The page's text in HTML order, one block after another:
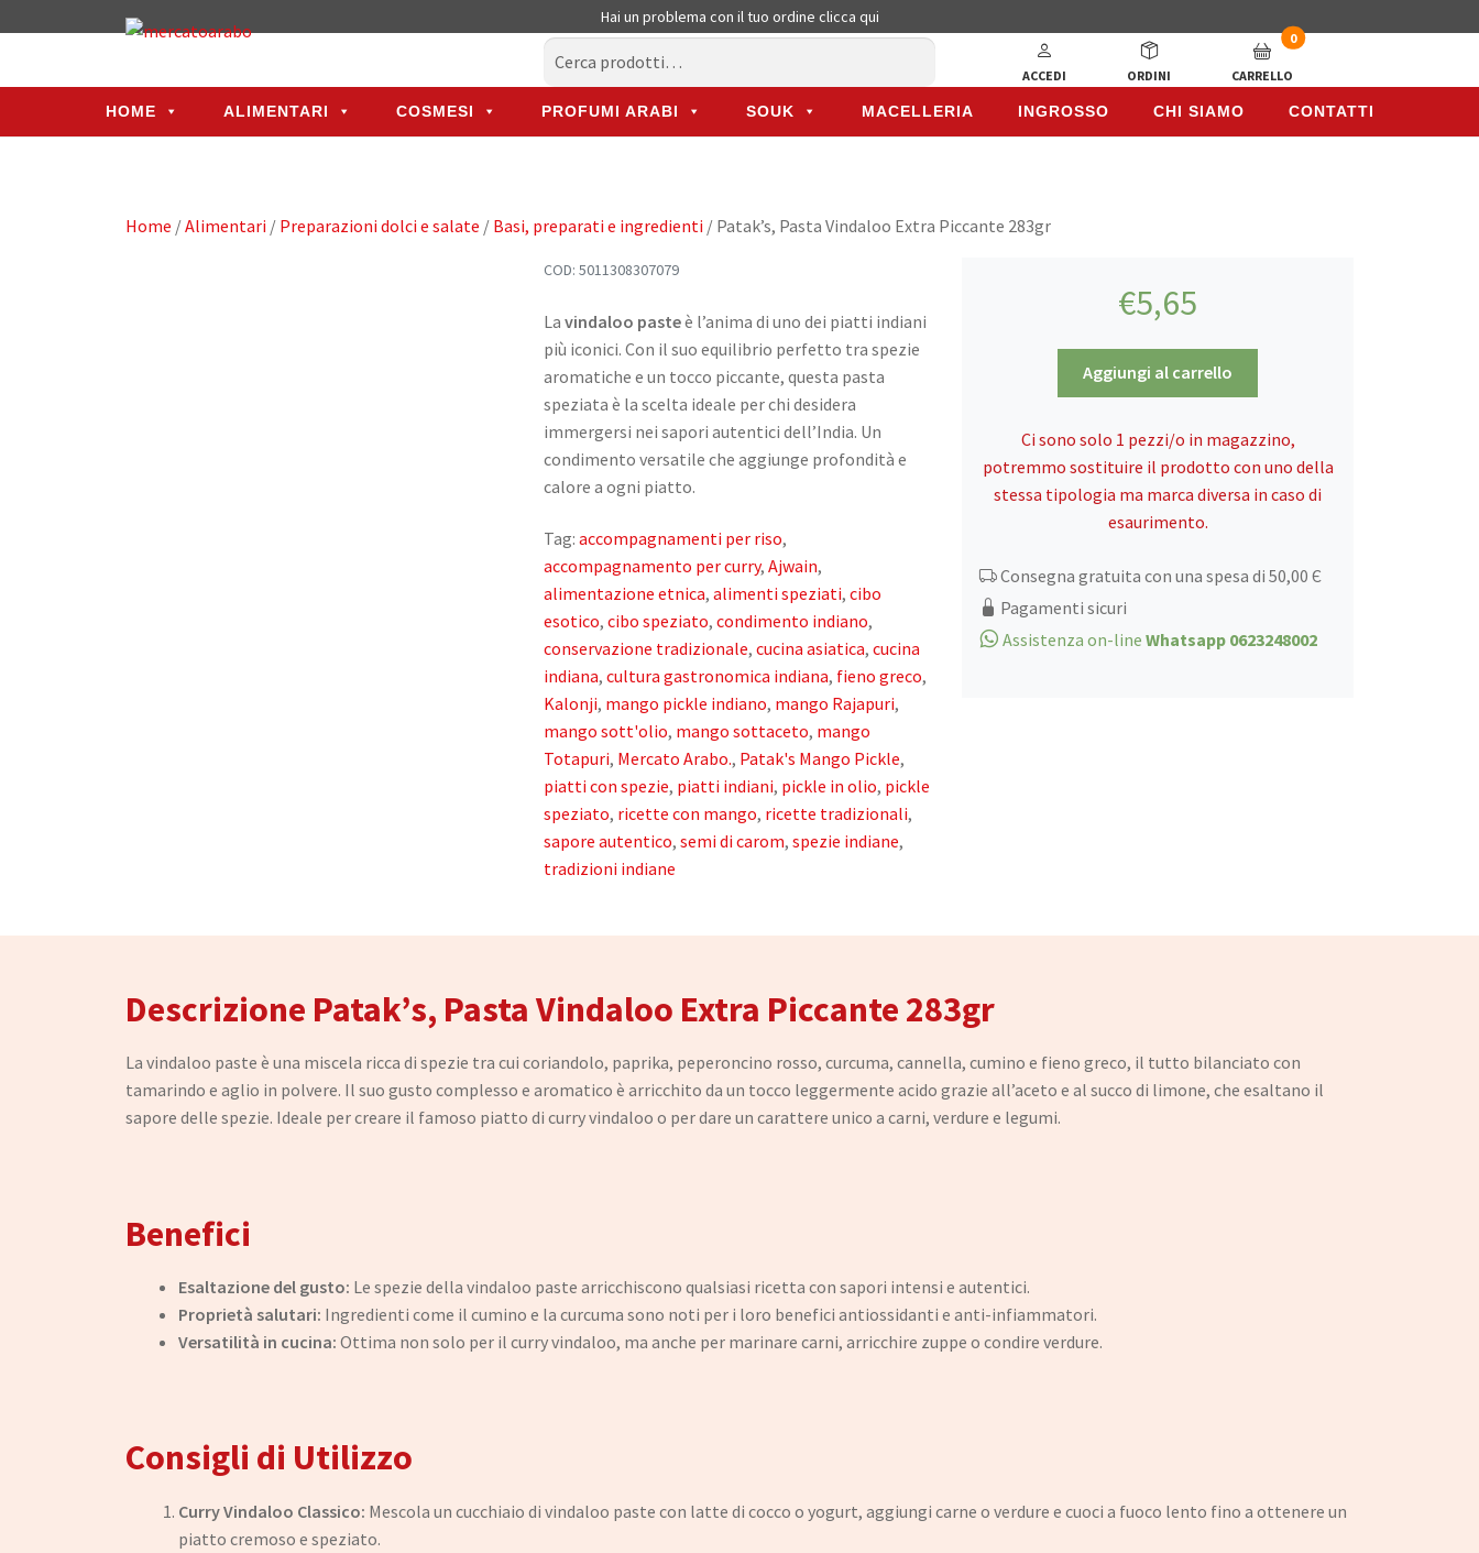
Hai un problema con il tuo ordine clicca qui
ACCEDI ORDINI
0
CARRELLO
HOME ALIMENTARI COSMESI PROFUMI ARABI SOUK MACELLERIA INGROSSO CHI SIAMO CONTATTI
Home /Alimentari / Preparazioni dolci e salate / Basi, preparati e ingredienti / Patak’s, Pasta Vindaloo Extra Piccante 283gr
€5,65
Pasta
Extra
Piccante
283gr
quantità
Aggiungi al carrello
Ci sono solo 1 pezzi/o in magazzino,
potremmo sostituire il prodotto con uno della
stessa tipologia ma marca diversa in caso di
esaurimento.
Consegna gratuita con una spesa di 50,00 Є
Pagamenti sicuri
Assistenza on-line Whatsapp 0623248002
COD: 5011308307079
La vindaloo pasteè l’anima di uno dei piatti indiani
più iconici. Con il suo equilibrio perfetto tra spezie
aromatiche e un tocco piccante, questa pasta
speziata è la scelta ideale per chi desidera
immergersi nei sapori autentici dell’India. Un
condimento versatile che aggiunge profondità e
calore a ogni piatto.
Tag: accompagnamenti per riso,
accompagnamento per curry, Ajwain,
alimentazione etnica, alimenti speziati, cibo
esotico, cibo speziato, condimento indiano,
conservazione tradizionale, cucina asiatica, cucina
indiana, cultura gastronomica indiana, fieno greco,
Kalonji, mango pickle indiano, mango Rajapuri,
mango sott'olio, mango sottaceto, mango
Totapuri, Mercato Arabo., Patak's Mango Pickle,
piatti con spezie, piatti indiani, pickle in olio, pickle
speziato, ricette con mango, ricette tradizionali,
sapore autentico, semi di carom, spezie indiane,
tradizioni indiane
Descrizione Patak’s, Pasta Vindaloo Extra Piccante 283gr
La vindaloo paste è una miscela ricca di spezie tra cui coriandolo, paprika, peperoncino rosso, curcuma, cannella, cumino e fieno greco, il tutto bilanciato con
tamarindo e aglio in polvere. Il suo gusto complesso e aromatico è arricchito da un tocco leggermente acido grazie all’aceto e al succo di limone, che esaltano il
sapore delle spezie. Ideale per creare il famoso piatto di curry vindaloo o per dare un carattere unico a carni, verdure e legumi.
Benefici
Esaltazione del gusto: Le spezie della vindaloo paste arricchiscono qualsiasi ricetta con sapori intensi e autentici.
Proprietà salutari: Ingredienti come il cumino e la curcuma sono noti per i loro benefici antiossidanti e anti-infiammatori.
Versatilità in cucina: Ottima non solo per il curry vindaloo, ma anche per marinare carni, arricchire zuppe o condire verdure.
Consigli di Utilizzo
Curry Vindaloo Classico: Mescola un cucchiaio di vindaloo paste con latte di cocco o yogurt, aggiungi carne o verdure e cuoci a fuoco lento fino a ottenere un
piatto cremoso e speziato.